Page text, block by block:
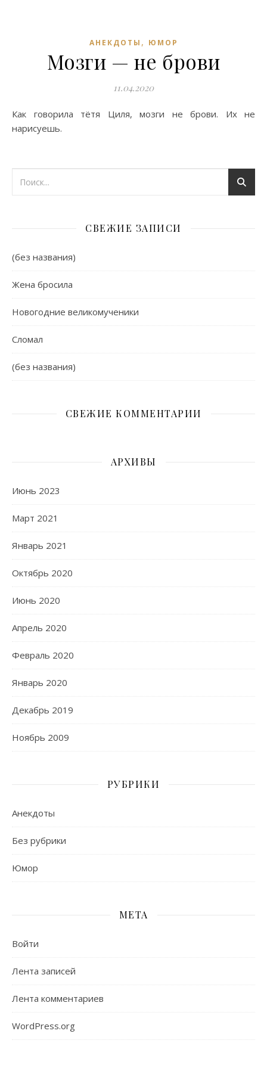
АНЕКДОТЫ , ЮМОР
Мозги — не брови
11.04.2020
Как говорила тётя Циля, мозги не брови. Их не
нарисуешь.
СВЕЖИЕ ЗАПИСИ
(без названия)
Жена бросила
Новогодние великомученики
Сломал
(без названия)
СВЕЖИЕ КОММЕНТАРИИ
АРХИВЫ
Июнь 2023
Март 2021
Январь 2021
Октябрь 2020
Июнь 2020
Апрель 2020
Февраль 2020
Январь 2020
Декабрь 2019
Ноябрь 2009
РУБРИКИ
Анекдоты
Без рубрики
Юмор
МЕТА
Войти
Лента записей
Лента комментариев
WordPress.org